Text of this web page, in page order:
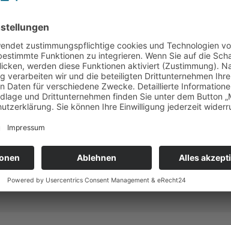
Adresse
24768 Rendsburg
Baujahr
1974
Provision (Käufer)
6,25 % inkl. gesetzl. Umsatzsteuer
Wesentlicher Energieträger
Öl
Endenergieverbrauchswert kWh/(m²*a)
Gültig bis 01.02.2028